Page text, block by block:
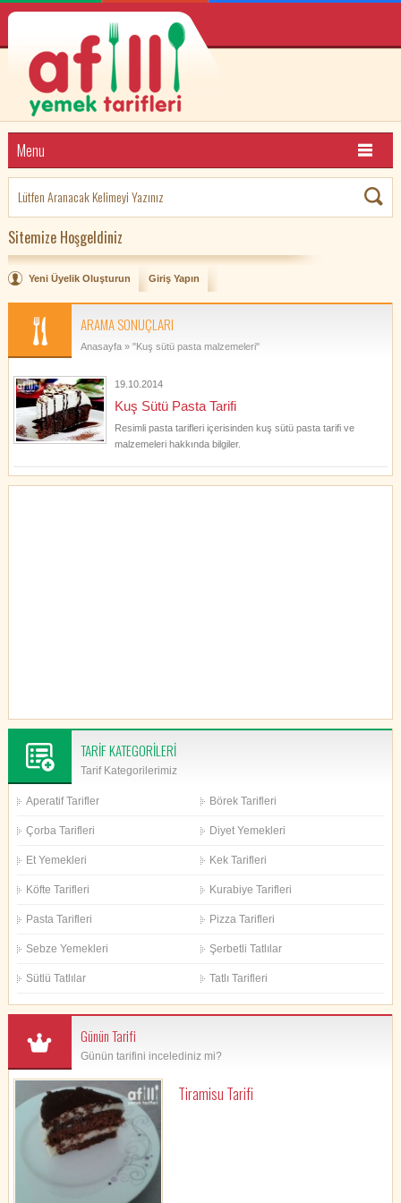
Menu
Sitemize Hoşgeldiniz
Yeni Üyelik Oluşturun Giriş Yapın
ARAMA SONUÇLARI
Anasayfa» "Kuş sütü pasta malzemeleri"
19.10.2014
Kuş Sütü Pasta Tarifi
Resimli pasta tarifleri içerisinden kuş sütü pasta tarifi ve
malzemeleri hakkında bilgiler.
TARİF KATEGORİLERİ
Tarif Kategorilerimiz
Aperatif Tarifler Börek Tarifleri
Çorba Tarifleri Diyet Yemekleri
Et Yemekleri Kek Tarifleri
Köfte Tarifleri Kurabiye Tarifleri
Pasta Tarifleri Pizza Tarifleri
Sebze Yemekleri Şerbetli Tatlılar
Sütlü Tatlılar Tatlı Tarifleri
Günün Tarifi
Günün tarifini incelediniz mi?
Tiramisu Tarifi